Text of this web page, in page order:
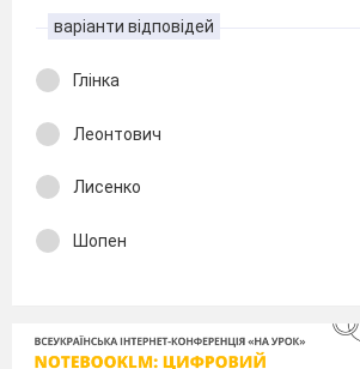
варіанти відповідей
Глінка
Леонтович
Лисенко
Шопен